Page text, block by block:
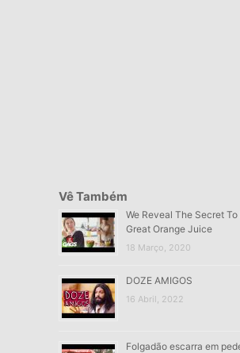
Vê Também
We Reveal The Secret
Great Orange Juice
18 Março, 2020
DOZE AMIGOS
16 Abril, 2022
Folgadão escarra em